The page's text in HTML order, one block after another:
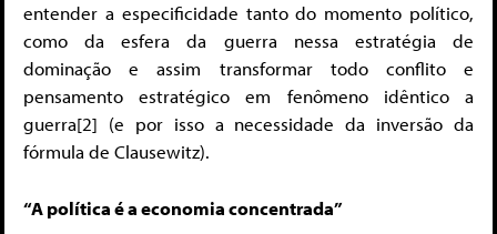
entender a especificidade tanto do momento político,
como da esfera da guerra nessa estratégia de
dominação e assim transformar todo conflito e
pensamento estratégico em fenômeno idêntico a
guerra[2] (e por isso a necessidade da inversão da
fórmula de Clausewitz).
“A política é a economia concentrada”